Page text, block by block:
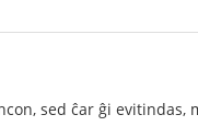
sed ĉar ĝi evitindas,